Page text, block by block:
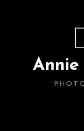
Annie